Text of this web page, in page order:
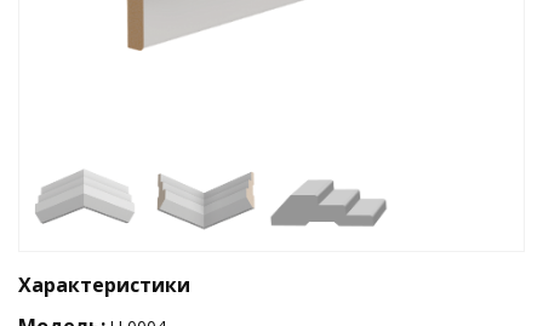
Характеристики